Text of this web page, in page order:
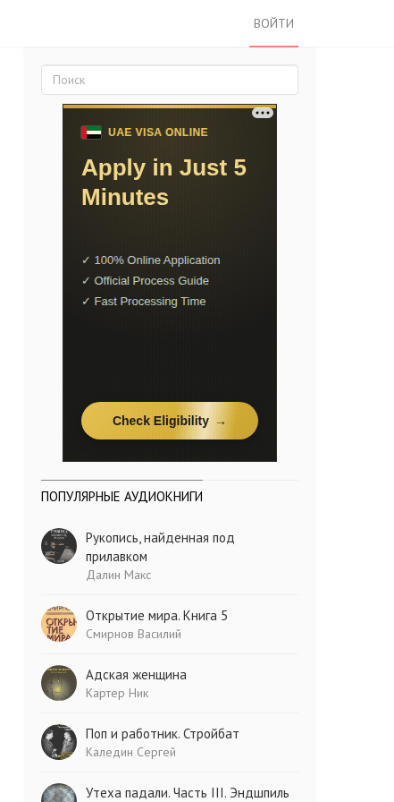
ВОЙТИ
ПОПУЛЯРНЫЕ АУДИОКНИГИ
Рукопись, найденная под
прилавком
Далин Макс
Открытие мира. Книга 5
Смирнов Василий
Адская женщина
Картер Ник
Поп и работник. Стройбат
Каледин Сергей
Утеха падали. Часть III. Эндшпиль